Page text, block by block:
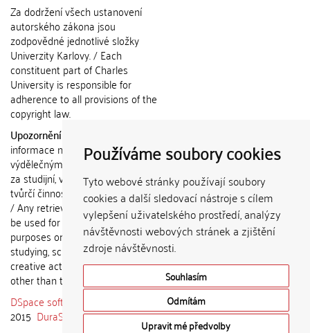
Používáme soubory cookies
Tyto webové stránky používají soubory
cookies a další sledovací nástroje s cílem
vylepšení uživatelského prostředí, analýzy
návštěvnosti webových stránek a zjištění
zdroje návštěvnosti.
Souhlasím
Odmítám
Upravit mé předvolby
Za dodržení všech ustanovení
autorského zákona jsou
zodpovědné jednotlivé složky
Univerzity Karlovy. / Each
constituent part of Charles
University is responsible for
adherence to all provisions of the
copyright law.
Upozornění / Notice:
informace nemohou být použity k
výdělečným účelům nebo vydávány
za studijní, vědeckou nebo jinou
tvůrčí činnost jiné osoby než autora.
/ Any retrieved information shall not
be used for any commercial
purposes or claimed as results of
studying, scientific or any other
creative activities of any person
other than the author.
DSpace software
copyright © 2002-
2015 DuraSpace